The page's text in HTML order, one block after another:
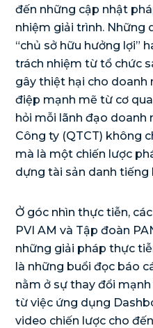
đến những cập nhật
nhiệm giải trình. Những
“chủ sở hữu hưởng lợi”
trách nhiệm từ tổ chức
gây thiệt hại cho doanh
điệp mạnh mẽ từ cơ
hỏi mỗi lãnh đạo doanh
Công ty (QTCT) không
mà là một chiến lược
dựng tài sản danh tiếng
Ở góc nhìn thực tiễn,
PVI AM và Tập đoàn
những giải pháp thực
là những buổi đọc báo
nằm ở sự thay đổi
từ việc ứng dụng
video chiến lược cho